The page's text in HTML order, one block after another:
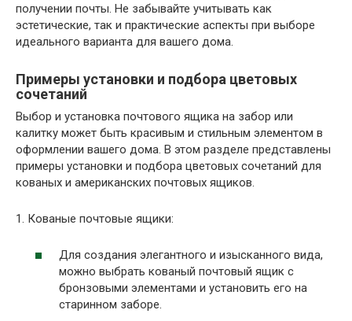
получении почты. Не забывайте учитывать как
эстетические, так и практические аспекты при выборе
идеального варианта для вашего дома.
Примеры установки и подбора цветовых
сочетаний
Выбор и установка почтового ящика на забор или
калитку может быть красивым и стильным элементом в
оформлении вашего дома. В этом разделе представлены
примеры установки и подбора цветовых сочетаний для
кованых и американских почтовых ящиков.
1. Кованые почтовые ящики:
Для создания элегантного и изысканного вида,
можно выбрать кованый почтовый ящик с
бронзовыми элементами и установить его на
старинном заборе.